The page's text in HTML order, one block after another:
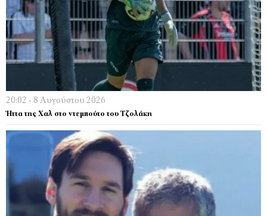
20:02 - 8 Αυγούστου 2026
Ήττα της Χαλ στο ντεμπούτο του Τζολάκη